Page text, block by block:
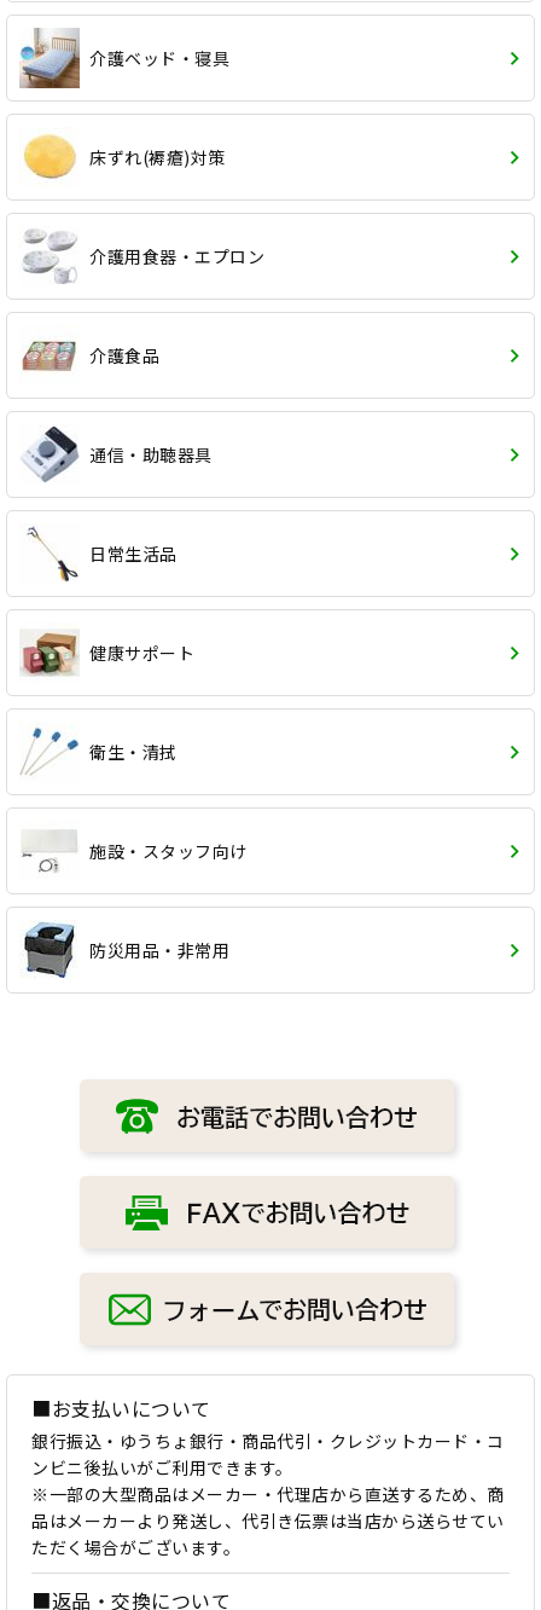
介護ベッド・寝具
床ずれ(褥瘡)対策
介護用食器・エプロン
介護食品
通信・助聴器具
日常生活品
健康サポート
衛生・清拭
施設・スタッフ向け
防災用品・非常用
■お支払いについて
銀行振込・ゆうちょ銀行・商品代引・クレジットカード・コ
ンビニ後払いがご利用できます。
※一部の大型商品はメーカー・代理店から直送するため、商
品はメーカーより発送し、代引き伝票は当店から送らせてい
ただく場合がございます。
■返品・交換について